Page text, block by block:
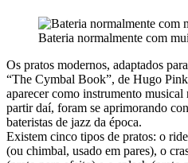
Bateria normalmente com
Os pratos modernos, adaptados
“The Cymbal Book”, de Hugo
aparecer como instrumento
partir daí, foram se aprimorando
bateristas de jazz da época.
Existem cinco tipos de pratos: o
(ou chimbal, usado em pares), o